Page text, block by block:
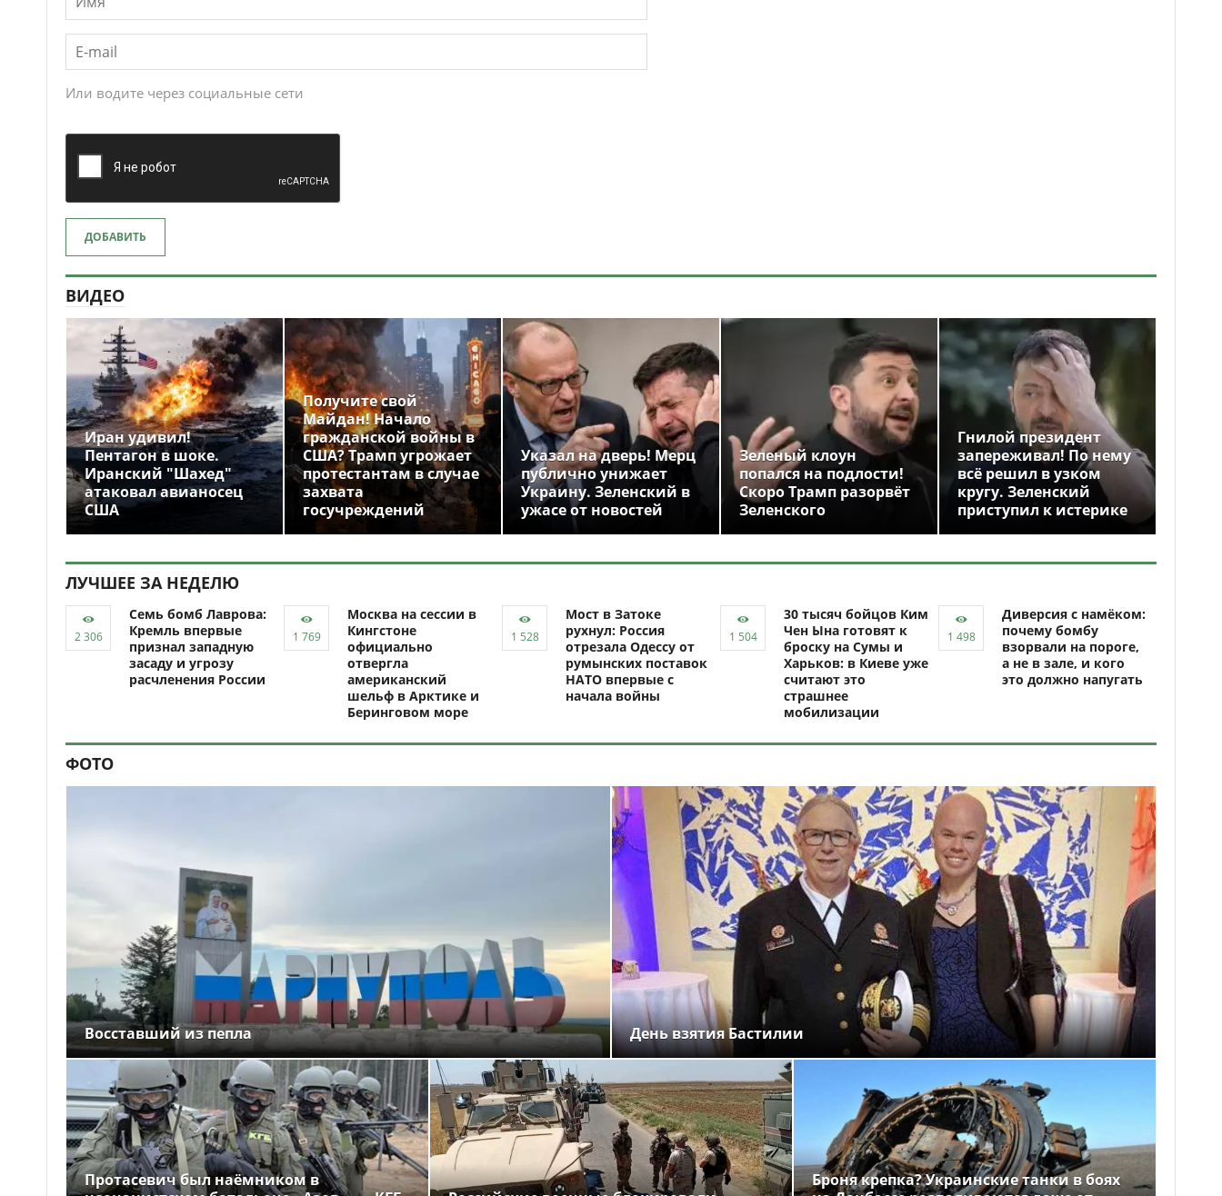
Или водите через социальные сети
ДОБАВИТЬ
ВИДЕО
Иран удивил!
Пентагон в шоке.
Иранский "Шахед"
атаковал авианосец
США
Получите свой
Майдан! Начало
гражданской войны в
США? Трамп угрожает
протестантам в случае
захвата
госучреждений
Указал на дверь! Мерц
публично унижает
Украину. Зеленский в
ужасе от новостей
Зеленый клоун
попался на подлости!
Скоро Трамп разорвёт
Зеленского
Гнилой президент
запереживал! По нему
всё решил в узком
кругу. Зеленский
приступил к истерике
ЛУЧШЕЕ ЗА НЕДЕЛЮ
Семь бомб Лаврова:
Кремль впервые
признал западную
засаду и угрозу
расчленения России
Москва на сессии в
Кингстоне
официально
отвергла
американский
шельф в Арктике и
Беринговом море
Мост в Затоке
рухнул: Россия
отрезала Одессу от
румынских поставок
НАТО впервые с
начала войны
30 тысяч бойцов Ким
Чен Ына готовят к
броску на Сумы и
Харьков: в Киеве уже
считают это
страшнее
мобилизации
Диверсия с намёком:
почему бомбу
взорвали на пороге,
а не в зале, и кого
это должно напугать
ФОТО
Восставший из пепла День взятия Бастилии
Протасевич был наёмником в
Броня крепка? Украинские танки в боях